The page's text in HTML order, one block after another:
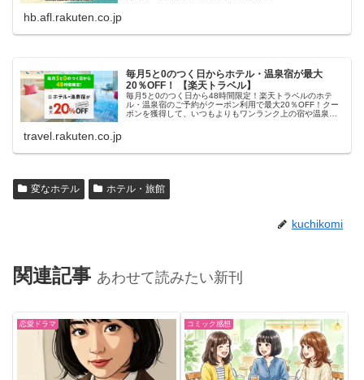
hb.afl.rakuten.co.jp
毎月5と0のつく日からホテル・温泉宿が最大
20％OFF！ 【楽天トラベル】
毎月5と0のつく日から48時間限定！楽天トラベルのホテ
ル・温泉宿のご予約がクーポン利用で最大20％OFF！クー
ポンを獲得して、いつもよりもワンランク上の宿や温泉宿
travel.rakuten.co.jp
変なホテル ホテル・旅館
kuchikomi
関連記事 あわせて読みたい新刊
恋愛ドラマ コミック感想